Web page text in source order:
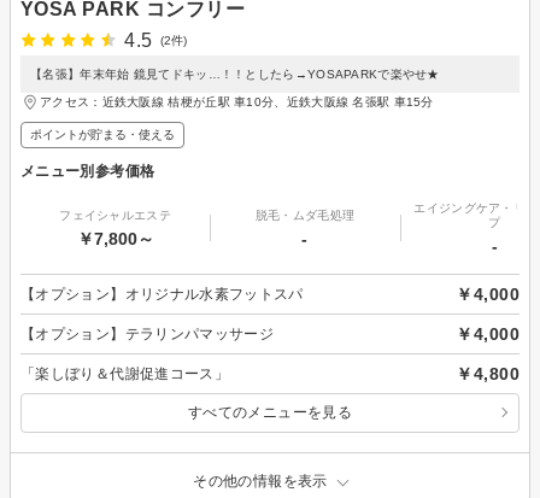
YOSA PARK コンフリー
4.5
(2件)
【名張】年末年始 鏡見てドキッ…！！としたら→YOSAPARKで楽やせ★
アクセス：近鉄大阪線 桔梗が丘駅 車10分、近鉄大阪線 名張駅 車15分
ポイントが貯まる・使える
メニュー別参考価格
フェイシャルエステ
￥7,800～
脱毛・ムダ毛処理
-
エイジングケア・リ
プ
-
【オプション】オリジナル水素フットスパ ￥4,000
【オプション】テラリンパマッサージ ￥4,000
「楽しぼり＆代謝促進コース」 ￥4,800
すべてのメニューを見る
その他の情報を表示